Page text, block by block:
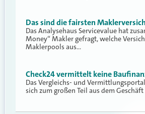
Das sind die fairsten
Das Analysehaus Servicevalue hat
Money“ Makler gefragt, welche
Maklerpools aus…
Check24 vermittelt keine
Das Vergleichs- und
sich zum großen Teil aus dem